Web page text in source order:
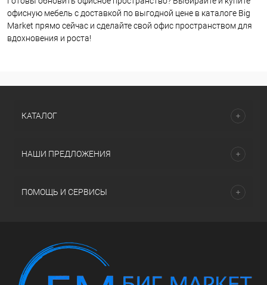
офисную мебель с доставкой по выгодной цене в каталоге Big
Market прямо сейчас и сделайте свой офис пространством для
вдохновения и роста!
КАТАЛОГ
НАШИ ПРЕДЛОЖЕНИЯ
ПОМОЩЬ И СЕРВИСЫ